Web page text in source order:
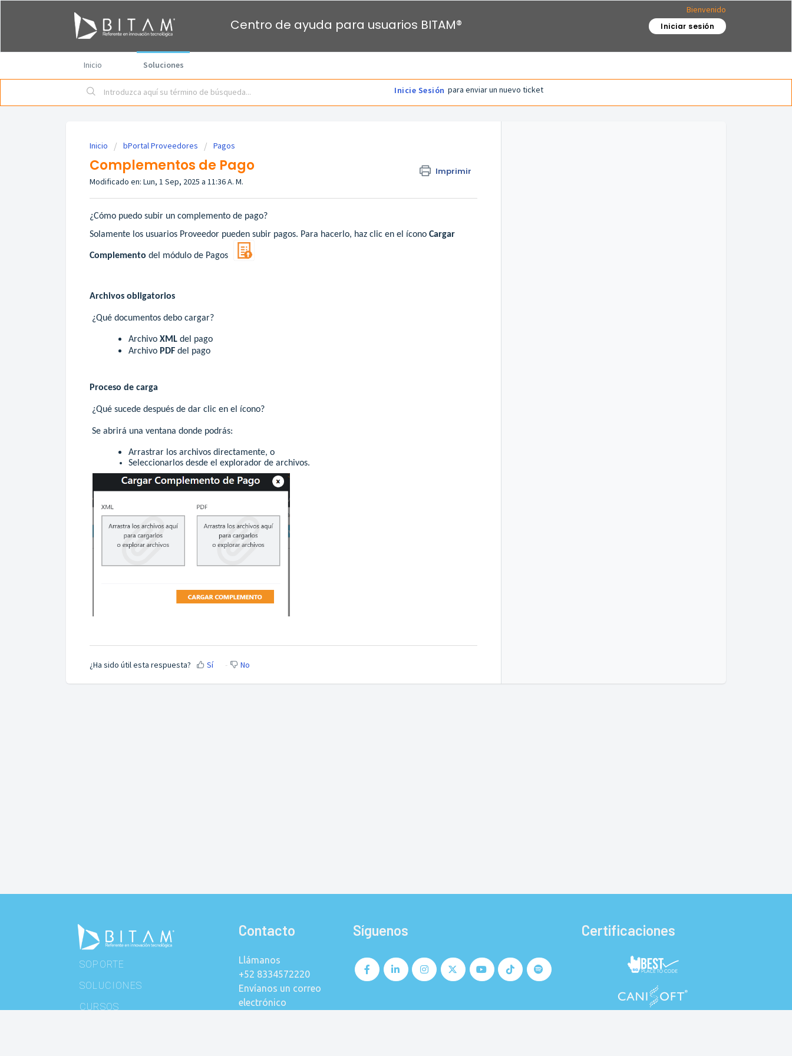
Centro de ayuda para usuarios BITAM®
Bienvenido
Iniciar sesión
Inicio Soluciones
Inicie Sesión para enviar un nuevo ticket
Inicio bPortal Proveedores Pagos
Complementos de Pago Imprimir
Modificado en: Lun, 1 Sep, 2025 a 11:36 A. M.
¿Cómo puedo subir un complemento de pago?
Solamente los usuarios Proveedor pueden subir pagos. Para hacerlo, haz clic en el ícono Cargar
Complemento del módulo de Pagos
Archivos obligatorios
¿Qué documentos debo cargar?
Archivo XML del pago
Archivo PDF del pago
Proceso de carga
¿Qué sucede después de dar clic en el ícono?
Se abrirá una ventana donde podrás:
Arrastrar los archivos directamente, o
Seleccionarlos desde el explorador de archivos.
¿Ha sido útil esta respuesta? Sí No